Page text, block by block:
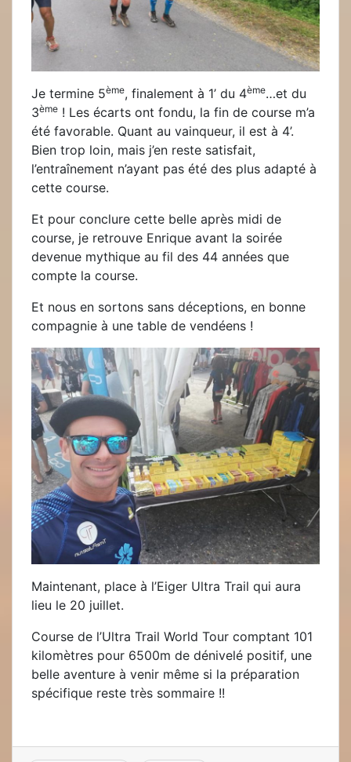
Je termine 5ème, finalement à 1’ du 4ème…et du
3ème ! Les écarts ont fondu, la fin de course m’a
été favorable. Quant au vainqueur, il est à 4’.
Bien trop loin, mais j’en reste satisfait,
l’entraînement n’ayant pas été des plus adapté à
cette course.
Et pour conclure cette belle après midi de
course, je retrouve Enrique avant la soirée
devenue mythique au fil des 44 années que
compte la course.
Et nous en sortons sans déceptions, en bonne
compagnie à une table de vendéens !
Maintenant, place à l’Eiger Ultra Trail qui aura
lieu le 20 juillet.
Course de l’Ultra Trail World Tour comptant 101
kilomètres pour 6500m de dénivelé positif, une
belle aventure à venir même si la préparation
spécifique reste très sommaire !!